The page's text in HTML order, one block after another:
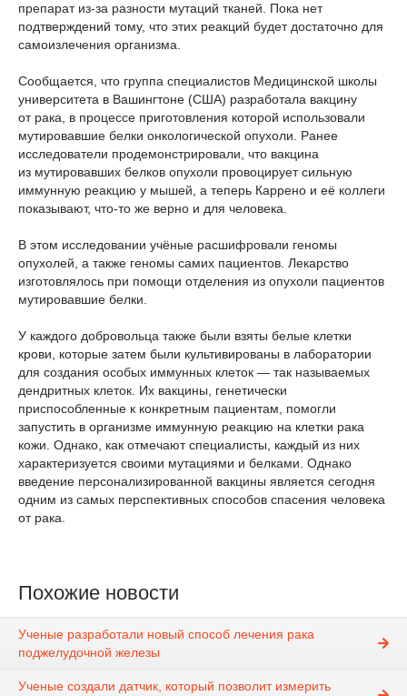
препарат из-за разности мутаций тканей. Пока нет
подтверждений тому, что этих реакций будет достаточно для
самоизлечения организма.
Сообщается, что группа специалистов Медицинской школы
университета в Вашингтоне (США) разработала вакцину
от рака, в процессе приготовления которой использовали
мутировавшие белки онкологической опухоли. Ранее
исследователи продемонстрировали, что вакцина
из мутировавших белков опухоли провоцирует сильную
иммунную реакцию у мышей, а теперь Каррено и её коллеги
показывают, что-то же верно и для человека.
В этом исследовании учёные расшифровали геномы
опухолей, а также геномы самих пациентов. Лекарство
изготовлялось при помощи отделения из опухоли пациентов
мутировавшие белки.
У каждого добровольца также были взяты белые клетки
крови, которые затем были культивированы в лаборатории
для создания особых иммунных клеток — так называемых
дендритных клеток. Их вакцины, генетически
приспособленные к конкретным пациентам, помогли
запустить в организме иммунную реакцию на клетки рака
кожи. Однако, как отмечают специалисты, каждый из них
характеризуется своими мутациями и белками. Однако
введение персонализированной вакцины является сегодня
одним из самых перспективных способов спасения человека
от рака.
Похожие новости
Ученые разработали новый способ лечения рака
поджелудочной железы
Ученые создали датчик, который позволит измерить